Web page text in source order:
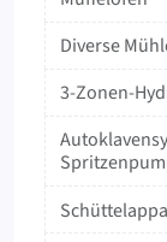
Diverse
3-Zonen-